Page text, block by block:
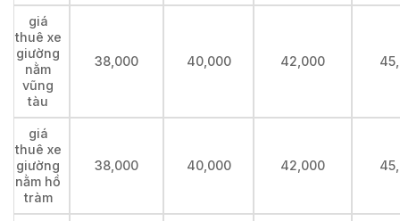
giá
thuê xe
giường
nằm
vũng
tàu
38,000 40,000 42,000
giá
thuê xe
giường
nằm hồ
tràm
38,000 40,000 42,000